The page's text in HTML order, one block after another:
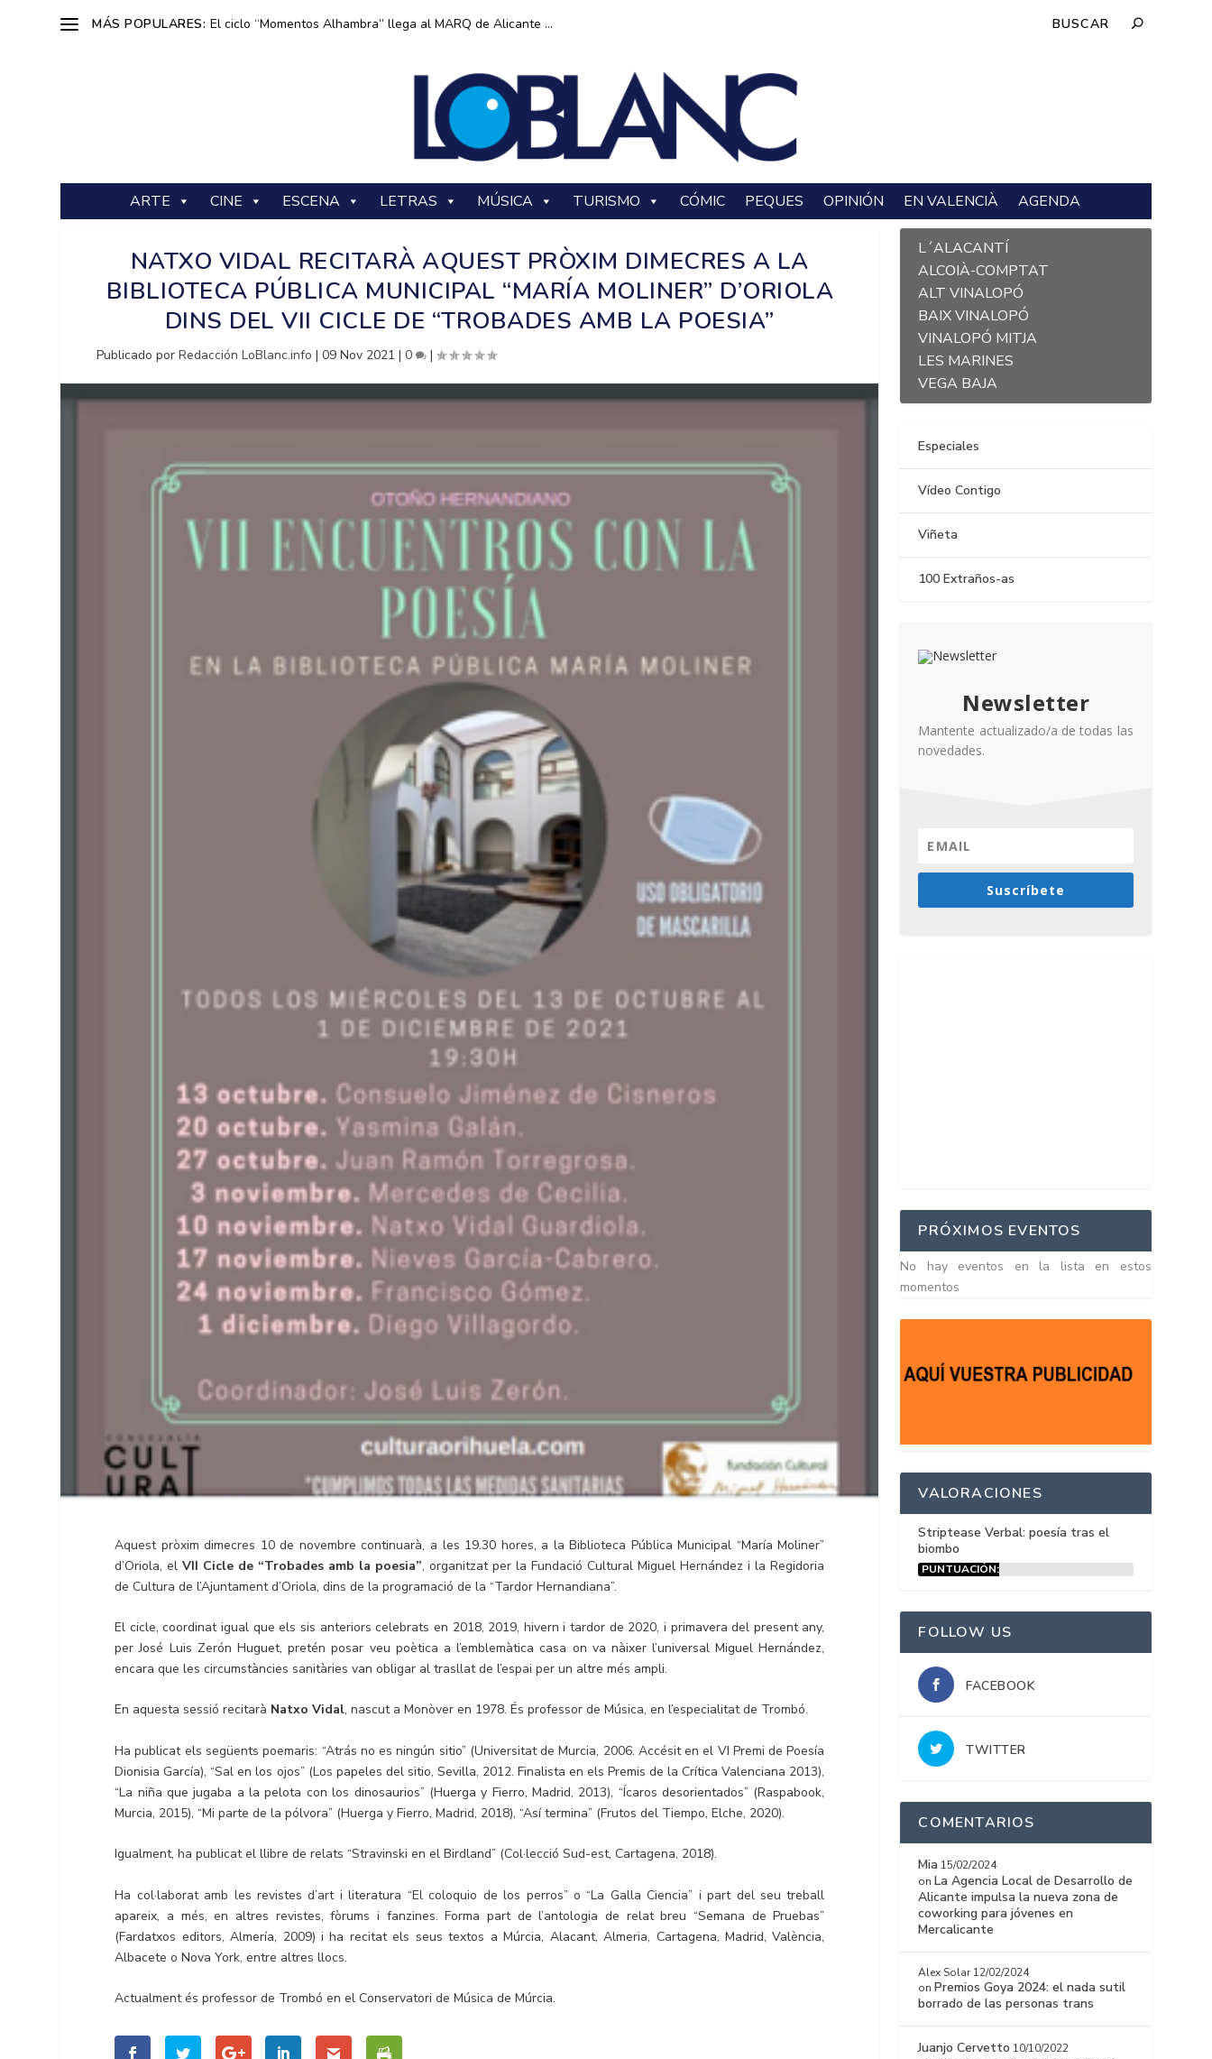
MÁS POPULARES: El ciclo “Momentos Alhambra” llega al MARQ de Alicante ...
ARTE CINE ESCENA LETRAS MÚSICA TURISMO CÓMIC PEQUES OPINIÓN EN VALENCIÀ AGENDA
NATXO VIDAL RECITARÀ AQUEST PRÒXIM DIMECRES A LA
BIBLIOTECA PÚBLICA MUNICIPAL “MARÍA MOLINER” D’ORIOLA
DINS DEL VII CICLE DE “TROBADES AMB LA POESIA”
Publicado porRedacción LoBlanc.info |09 Nov 2021 |0 |
Aquest pròxim dimecres 10 de novembre continuarà, a les 19.30 hores, a la Biblioteca Pública Municipal “María Moliner”
d’Oriola, elVII Cicle de “Trobades amb la poesia”, organitzat per la Fundació Cultural Miguel Hernández i la Regidoria
de Cultura de l’Ajuntament d’Oriola, dins de la programació de la “Tardor Hernandiana”.
El cicle, coordinat igual que els sis anteriors celebrats en 2018, 2019, hivern i tardor de 2020, i primavera del present any,
per José Luis Zerón Huguet, pretén posar veu poètica a l’emblemàtica casa on va nàixer l’universal Miguel Hernández,
encara que les circumstàncies sanitàries van obligar al trasllat de l’espai per un altre més ampli.
En aquesta sessió recitarà Natxo Vidal, nascut a Monòver en 1978. És professor de Música, en l’especialitat de Trombó.
Ha publicat els següents poemaris: “Atrás no es ningún sitio” (Universitat de Murcia, 2006. Accésit en el VI Premi de Poesía
Dionisia García), “Sal en los ojos” (Los papeles del sitio, Sevilla, 2012. Finalista en els Premis de la Crítica Valenciana 2013),
“La niña que jugaba a la pelota con los dinosaurios” (Huerga y Fierro, Madrid, 2013), “Ícaros desorientados” (Raspabook,
Murcia, 2015), “Mi parte de la pólvora” (Huerga y Fierro, Madrid, 2018), “Así termina” (Frutos del Tiempo, Elche, 2020).
Igualment, ha publicat el llibre de relats “Stravinski en el Birdland” (Col·lecció Sud-est, Cartagena, 2018).
Ha col·laborat amb les revistes d’art i literatura “El coloquio de los perros” o “La Galla Ciencia” i part del seu treball
apareix, a més, en altres revistes, fòrums i fanzines. Forma part de l’antologia de relat breu “Semana de Pruebas”
(Fardatxos editors, Almería, 2009) i ha recitat els seus textos a Múrcia, Alacant, Almeria, Cartagena, Madrid, València,
Albacete o Nova York, entre altres llocs.
Actualment és professor de Trombó en el Conservatori de Música de Múrcia.
L´ALACANTÍ
ALCOIÀ-COMPTAT
ALT VINALOPÓ
BAIX VINALOPÓ
VINALOPÓ MITJA
LES MARINES
VEGA BAJA
Especiales
Vídeo Contigo
Viñeta
100 Extraños-as
Newsletter
Mantente actualizado/a de todas las
novedades.
Suscríbete
PRÓXIMOS EVENTOS
No hay eventos en la lista en estos
momentos
VALORACIONES
Striptease Verbal: poesía tras el
biombo
PUNTUACIÓN:
FOLLOW US
FACEBOOK
TWITTER
COMENTARIOS
Mia 15/02/2024
on La Agencia Local de Desarrollo de
Alicante impulsa la nueva zona de
coworking para jóvenes en
Mercalicante
Alex Solar 12/02/2024
on Premios Goya 2024: el nada sutil
borrado de las personas trans
Juanjo Cervetto 10/10/2022